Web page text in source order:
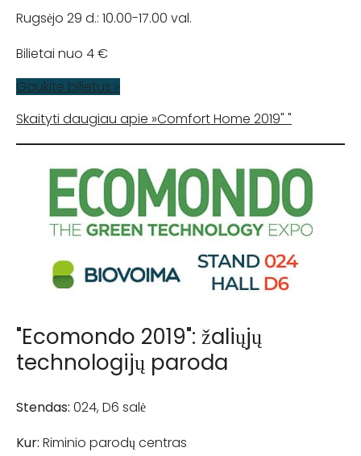
Rugsėjo 29 d.: 10.00-17.00 val.
Bilietai nuo 4 €
Gaukite bilietus »
Skaityti daugiau apie »Comfort Home 2019" "
"Ecomondo 2019": žaliųjų
technologijų paroda
Stendas: 024, D6 salė
Kur: Riminio parodų centras